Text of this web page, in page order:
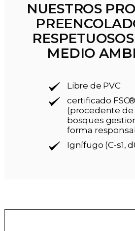
NUESTROS
MEDIO
Libre de PVC
certificado FSC®
(procedente de
bosques
forma
Ignífugo (C-s1,